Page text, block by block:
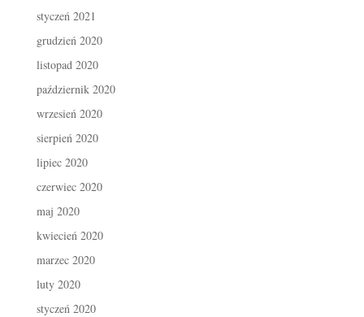
styczeń 2021
grudzień 2020
listopad 2020
październik 2020
wrzesień 2020
sierpień 2020
lipiec 2020
czerwiec 2020
maj 2020
kwiecień 2020
marzec 2020
luty 2020
styczeń 2020